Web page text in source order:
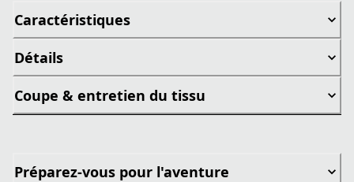
Caractéristiques
Détails
Coupe & entretien du tissu
Préparez-vous pour l'aventure